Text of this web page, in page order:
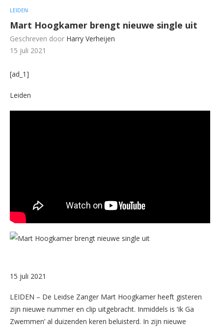
LEIDEN
Mart Hoogkamer brengt nieuwe single uit
Geschreven door Harry Verheijen
15 juli 2021
[ad_1]
Leiden
15 juli 2021
LEIDEN – De Leidse Zanger Mart Hoogkamer heeft gisteren
zijn nieuwe nummer en clip uitgebracht. Inmiddels is ‘Ik Ga
Zwemmen’ al duizenden keren beluisterd. In zijn nieuwe